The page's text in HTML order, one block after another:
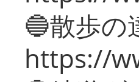
🔵散歩の
https://